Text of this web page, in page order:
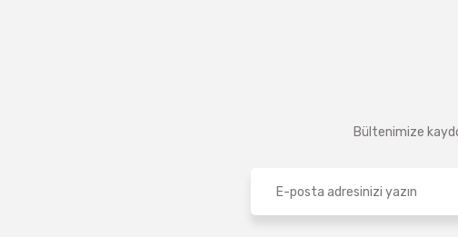
Bültenimize